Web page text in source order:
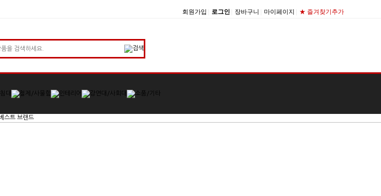
회원가입 로그인 장바구니 마이페이지 ★ 즐겨찾기추가